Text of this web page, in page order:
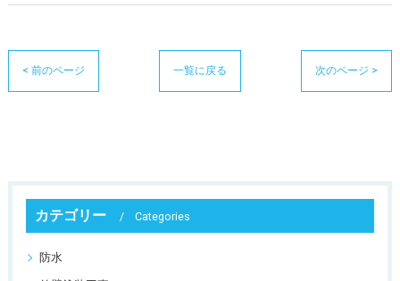
< 前のページ 一覧に戻る 次のページ >
カテゴリー Categories
防水